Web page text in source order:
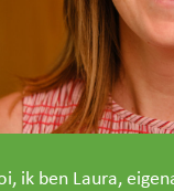
ik ben Laura,